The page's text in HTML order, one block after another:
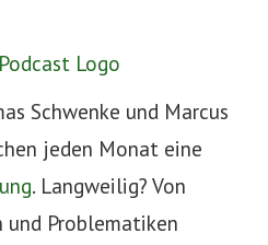
Schwenke und Marcus
jeden Monat eine
. Langweilig? Von
und Problematiken